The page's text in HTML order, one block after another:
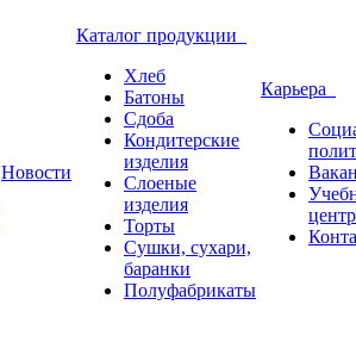
Новости
Каталог продукции
Хлеб
Батоны
Сдоба
Кондитерские
изделия
Слоеные
изделия
Торты
Сушки, сухари,
баранки
Полуфабрикаты
Карьера
центр